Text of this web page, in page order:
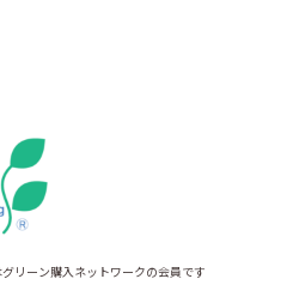
リーン購入ネットワークの会員です